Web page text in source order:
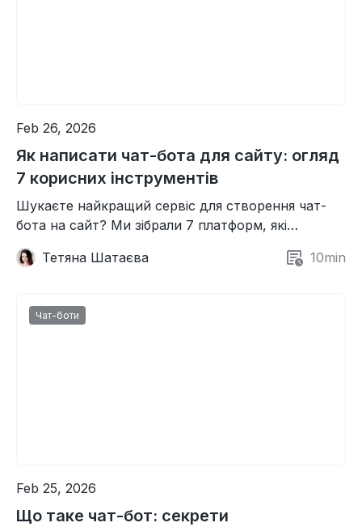
Feb 26, 2026
Як написати чат-бота для сайту: огляд
7 корисних інструментів
Шукаєте найкращий сервіс для створення чат-
бота на сайт? Ми зібрали 7 платформ, які
допоможуть підвищити якість підтримки клієнтів.
Тетяна Шатаєва
10min
Чат-боти
Feb 25, 2026
Що таке чат-бот: секрети